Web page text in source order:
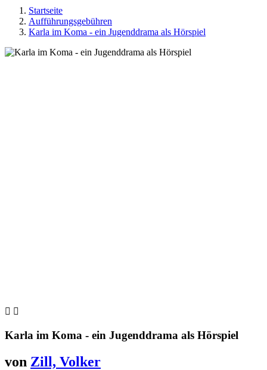
Startseite
Aufführungsgebühren
Karla im Koma - ein Jugenddrama als Hörspiel
 
Karla im Koma - ein Jugenddrama als Hörspiel
von Zill, Volker